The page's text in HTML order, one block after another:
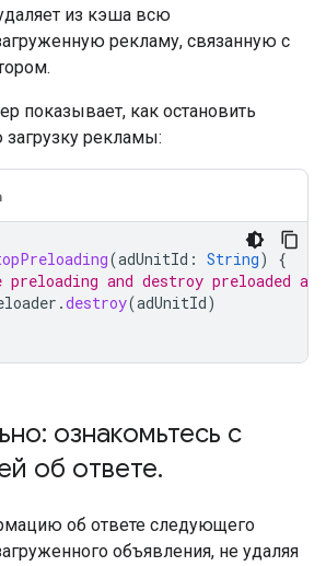
из кэша всю
рекламу, связанную с
показывает, как остановить
рекламы:
(adUnitId : String)
{
and destroy preloaded
.destroy(adUnitId)
ознакомьтесь с
об ответе.
об ответе следующего
объявления, не удаляя